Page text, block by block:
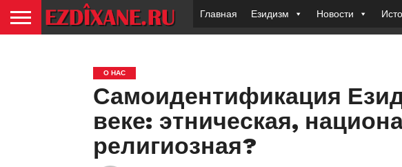
Главная Езидизм Новости
О НАС
Самоидентификация
веке: этническая,
религиозная?